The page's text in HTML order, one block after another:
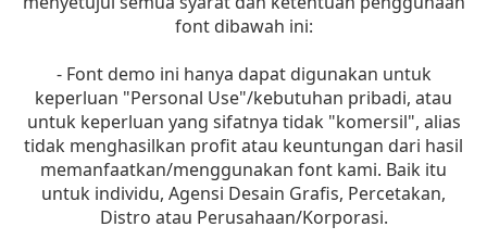
font dibawah ini:
- Font demo ini hanya dapat digunakan untuk
keperluan "Personal Use"/kebutuhan pribadi, atau
untuk keperluan yang sifatnya tidak "komersil", alias
tidak menghasilkan profit atau keuntungan dari hasil
memanfaatkan/menggunakan font kami. Baik itu
untuk individu, Agensi Desain Grafis, Percetakan,
Distro atau Perusahaan/Korporasi.